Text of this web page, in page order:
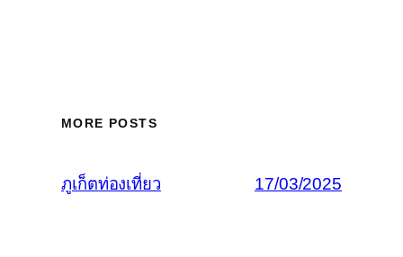
MORE POSTS
ภูเก็ตท่องเที่ยว 17/03/2025